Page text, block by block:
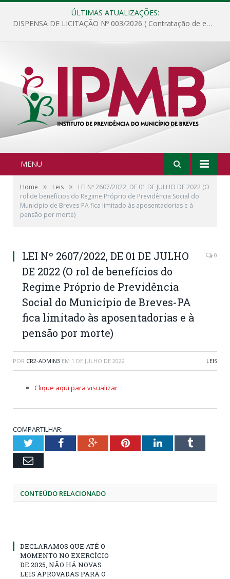
ÚLTIMAS ATUALIZAÇÕES:
DISPENSA DE LICITAÇÃO Nº 003/2026 ( Contratação de empresa para fornecimento de gêneros alimentícios não perecíveis, materiais de expediente, descartáveis, copa e cozinha, para análise e posterior publicação.)
MENU
Home » Leis »
LEI Nº 2607/2022, DE 01 DE JULHO DE 2022 (O
rol de benefícios do Regime Próprio de Previdência Social do
Município de Breves-PA fica limitado às aposentadorias e à
pensão por morte)
LEI Nº 2607/2022, DE 01 DE JULHO
DE 2022 (O rol de benefícios do
Regime Próprio de Previdência
Social do Município de Breves-PA
fica limitado às aposentadorias e à
pensão por morte)
0
POR CR2-ADMIN3 EM 1 DE JULHO DE 2022 LEIS
Clique aqui para visualizar
COMPARTILHAR:
TwitterFacebookGoogle+PinterestLinkedInTumblr
Email
CONTEÚDO RELACIONADO
DECLARAMOS QUE ATÉ O
MOMENTO NO EXERCÍCIO
DE 2025, NÃO HÁ NOVAS
LEIS APROVADAS PARA O